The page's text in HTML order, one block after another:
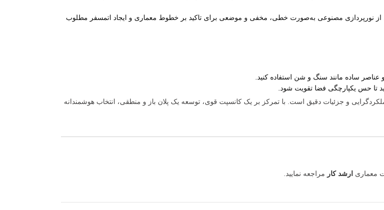
از نورپردازی مصنوعی به‌صورت خطی، مخفی و موضعی برای تاکید بر خطوط معماری و ایجاد اتمسفر مطلوب
ساده مانند سنگ و شن استفاده کنید.
تا حس یکپارچگی فضا تقویت شود.
و جزئیات دقیق است. با تمرکز بر یک کانسپت قوی، توسعه یک پلان باز و منطقی، انتخاب هوشمندانه
معماری ارشد کار مراجعه نمایید.